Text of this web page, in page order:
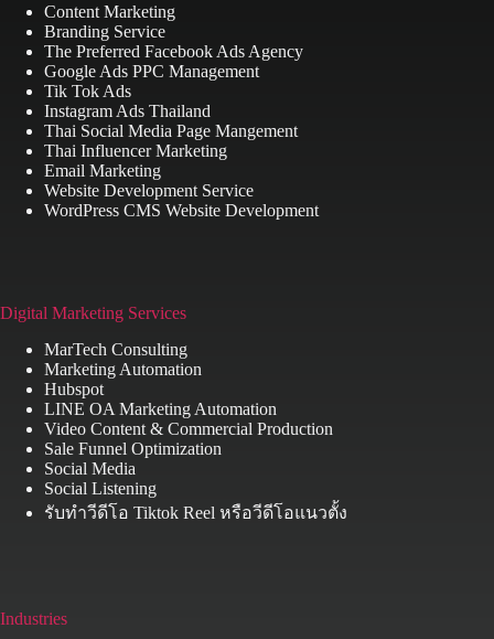
Content Marketing
Branding Service
The Preferred Facebook Ads Agency
Google Ads PPC Management
Tik Tok Ads
Instagram Ads Thailand
Thai Social Media Page Mangement
Thai Influencer Marketing
Email Marketing
Website Development Service
WordPress CMS Website Development
Digital Marketing Services
MarTech Consulting
Marketing Automation
Hubspot
LINE OA Marketing Automation
Video Content & Commercial Production
Sale Funnel Optimization
Social Media
Social Listening
รับทำวีดีโอ Tiktok Reel หรือวีดีโอแนวตั้ง
Industries